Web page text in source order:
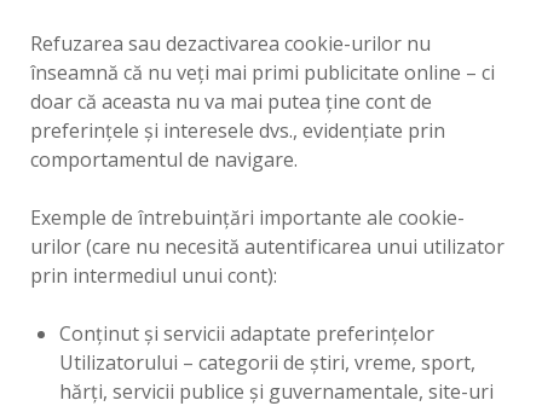
Refuzarea sau dezactivarea cookie-urilor nu
înseamnă că nu veţi mai primi publicitate online – ci
doar că aceasta nu va mai putea ţine cont de
preferinţele şi interesele dvs., evidenţiate prin
comportamentul de navigare.
Exemple de întrebuinţări importante ale cookie-
urilor (care nu necesită autentificarea unui utilizator
prin intermediul unui cont):
Conţinut şi servicii adaptate preferinţelor
Utilizatorului – categorii de ştiri, vreme, sport,
hărţi, servicii publice şi guvernamentale, site-uri